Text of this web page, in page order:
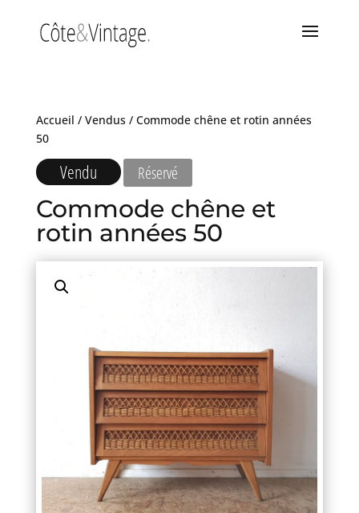
Accueil / Vendus/ Commode chêne et rotin années
50
Vendu Réservé
Commode chêne et
rotin années 50